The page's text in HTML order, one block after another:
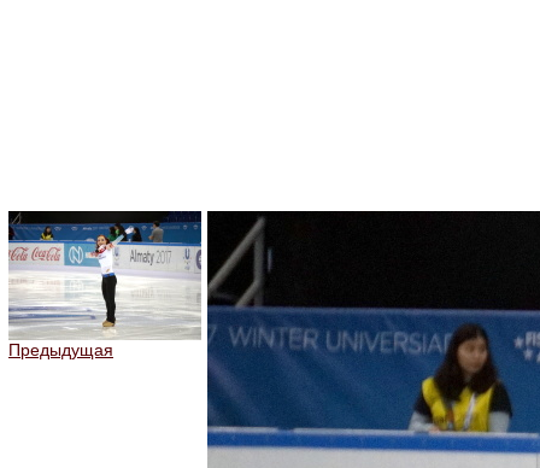
Предыдущая